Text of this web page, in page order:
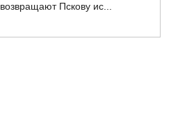
возвращают Пскову ис...